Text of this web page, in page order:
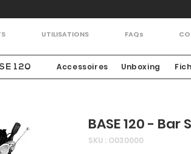
UTILISATIONS FAQs
120 Accessoires Unboxing
BASE 120 -
SKU : O030000